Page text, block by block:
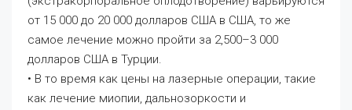
от 15 000 до 20 000 долларов США в США, то же
самое лечение можно пройти за 2,500–3 000
долларов США в Турции.
• В то время как цены на лазерные операции, такие
как лечение миопии, дальнозоркости и